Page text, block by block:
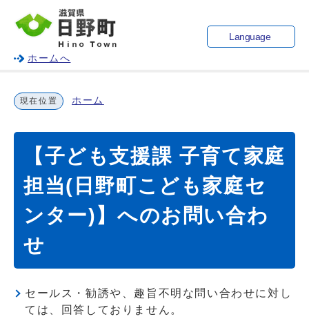
ホームへ
Language
現在位置 ホーム
【子ども支援課 子育て家庭
担当(日野町こども家庭セ
ンター)】へのお問い合わ
せ
セールス・勧誘や、趣旨不明な問い合わせに対し
ては、回答しておりません。